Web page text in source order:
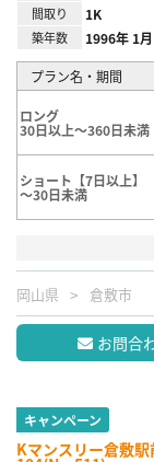
間取り 1K
築年数 1996年 1
プラン名・期間
ロング
30日以上～360日未満
ショート【7日以上】
～30日未満
岡山県 倉敷市
お問合
キャンペーン
Kマンスリー倉敷